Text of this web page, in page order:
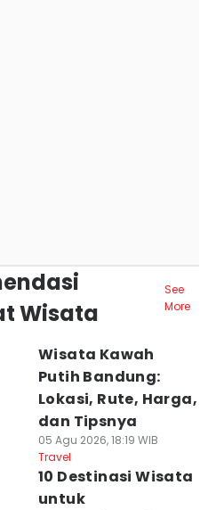
Wisata
See
More
Wisata Kawah
Putih Bandung:
Lokasi, Rute, Harga,
dan Tipsnya
05 Agu 2026, 18:19 WIB
Travel
10 Destinasi Wisata
untuk